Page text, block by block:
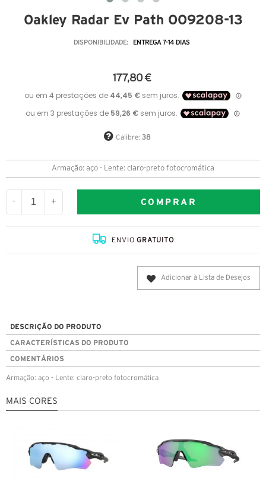
Oakley Radar Ev Path OO9208-13
DISPONIBILIDADE: ENTREGA 7-14 DIAS
177,80 €
Calibre: 38
Armação: aço - Lente: claro-preto fotocromática
- + COMPRAR
ENVIOGRATUITO
Adicionar à Lista de Desejos
DESCRIÇÃO DO PRODUTO
CARACTERÍSTICAS DO PRODUTO
COMENTÁRIOS
Armação: aço - Lente: claro-preto fotocromática
MAIS CORES